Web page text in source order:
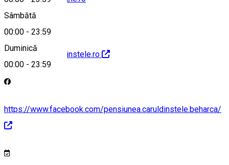
Sâmbătă
00:00 - 23:59
Duminică
00:00 - 23:59
http://www.caruldinstele.ro
https://www.facebook.com/pensiunea.caruldinstele.beharca/